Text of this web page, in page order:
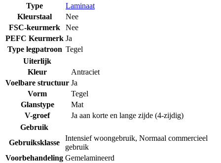
Type
Laminaat
Kleurstaal
Nee
FSC-keurmerk
Nee
PEFC Keurmerk Ja
Type legpatroon Tegel
Uiterlijk
Kleur
Antraciet
Voelbare structuur Ja
Vorm
Tegel
Glanstype
Mat
V-groef
Ja aan korte en lange zijde (4-zijdig)
Gebruik
Gebruiksklasse
Intensief woongebruik, Normaal commercieel
gebruik
Voorbehandeling Gemelamineerd